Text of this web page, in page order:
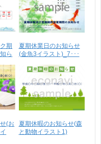
期
ら
夏期休業日のお知らせ
(金魚3イラスト)_7･･･
(お
夏期休暇のお知らせ(森
と動物イラスト1)